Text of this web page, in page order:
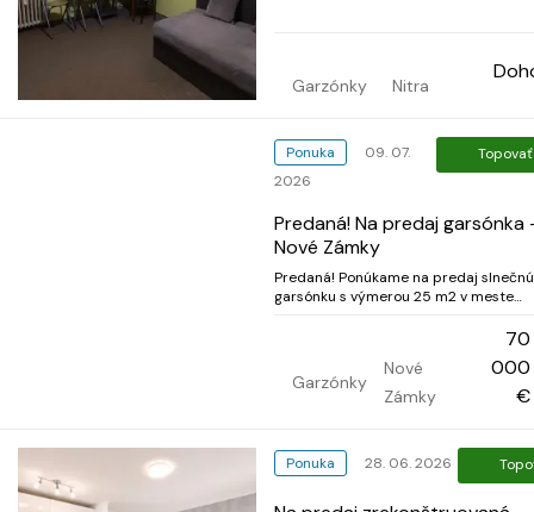
Garzónky Nitra
Ponuka
09. 07.
2026
Topovať
Predaná! Na predaj garsónka
Nové Zámky
Predaná! Ponúkame na predaj slnečnú
garsónku s výmerou 25 m2 v meste
bytovom dome s dvoma výťahmi. Stav
bytu: Byt je v pôvodnom, avšak veľmi
Garzónky
Nové
Zámky
70
000
€
Ponuka 28. 06. 2026